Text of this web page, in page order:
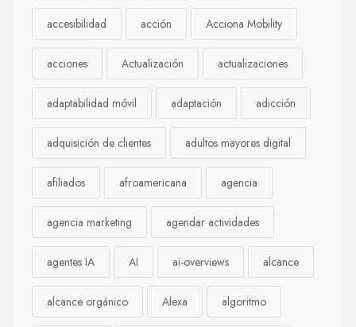
accesibilidad acción Acciona Mobility
acciones Actualización actualizaciones
adaptabilidad móvil adaptación adicción
adquisición de clientes adultos mayores digital
afiliados afroamericana agencia
agencia marketing agendar actividades
agentes IA AI ai-overviews alcance
alcance orgánico Alexa algoritmo